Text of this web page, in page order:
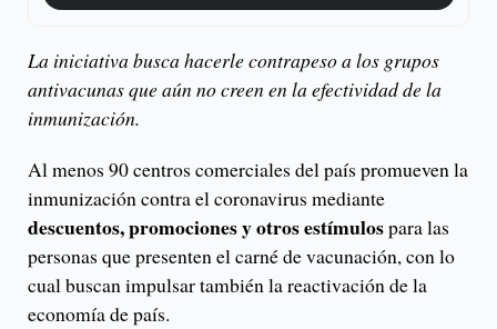
La iniciativa busca hacerle contrapeso a los grupos
antivacunas que aún no creen en la efectividad de la
inmunización.
Al menos 90 centros comerciales del país promueven la
inmunización contra el coronavirus mediante
descuentos, promociones y otros estímulospara las
personas que presenten el carné de vacunación, con lo
cual buscan impulsar también la reactivación de la
economía de país.